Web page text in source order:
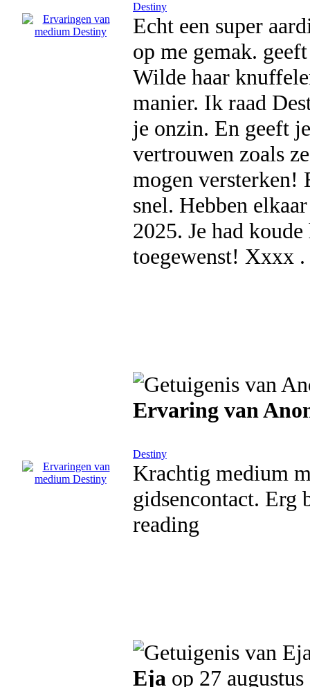
Destiny
Echt een super
op me gemak.
Wilde haar
manier. Ik raad
je onzin. En geeft
vertrouwen zoals
mogen versterken!
snel. Hebben
2025. Je had
toegewenst! Xxxx .
Ervaring van
Destiny
Krachtig medium
gidsencontact.
reading
Eja op 27